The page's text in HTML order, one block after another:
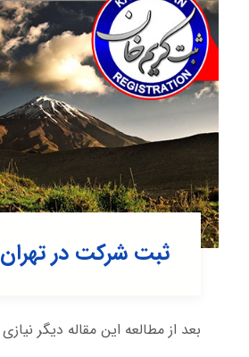
ثبت شرکت در تهران
بعد از مطالعه این مقاله دیگر